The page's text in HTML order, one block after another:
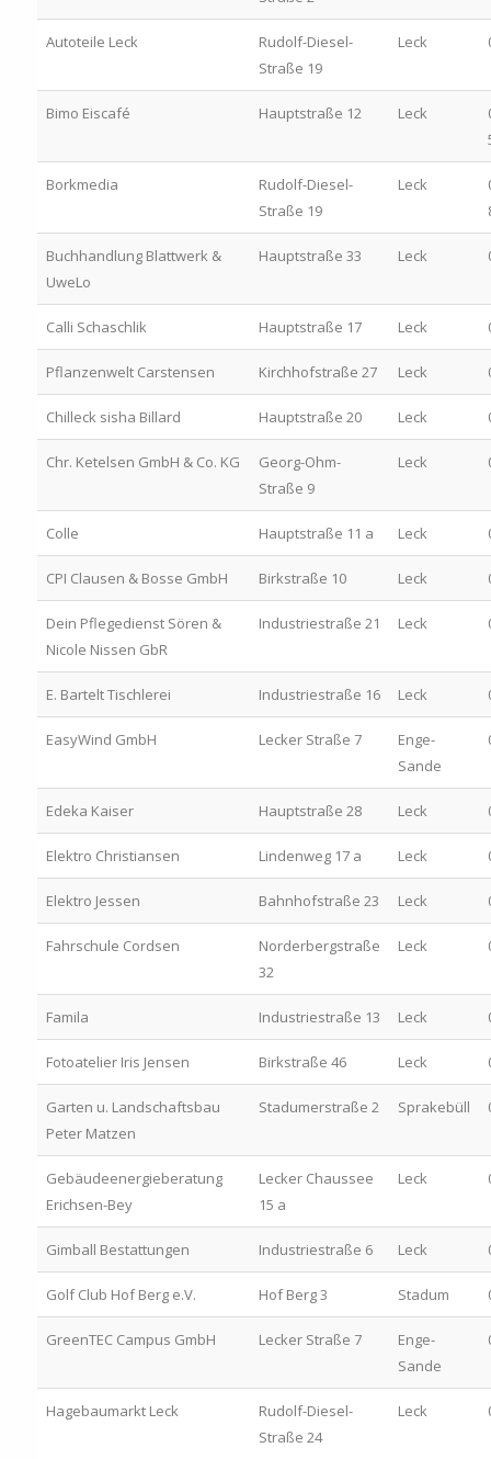
Autoteile Leck
Rudolf-Diesel-
Straße 19
Leck
Bimo Eiscafé Hauptstraße 12 Leck
Borkmedia
Rudolf-Diesel-
Straße 19
Leck
Buchhandlung Blattwerk &
UweLo
Hauptstraße 33 Leck
Calli Schaschlik Hauptstraße 17 Leck
Pflanzenwelt Carstensen Kirchhofstraße 27 Leck
Chilleck sisha Billard Hauptstraße 20 Leck
Chr. Ketelsen GmbH & Co. KG
Georg-Ohm-
Straße 9
Leck
Colle Hauptstraße 11 a Leck
CPI Clausen & Bosse GmbH Birkstraße 10 Leck
Dein Pflegedienst Sören &
Nicole Nissen GbR
Industriestraße 21 Leck
E. Bartelt Tischlerei Industriestraße 16 Leck
EasyWind GmbH Lecker Straße 7
Enge-
Sande
Edeka Kaiser Hauptstraße 28 Leck
Elektro Christiansen Lindenweg 17 a Leck
Elektro Jessen Bahnhofstraße 23 Leck
Fahrschule Cordsen
Norderbergstraße
32
Leck
Famila Industriestraße 13 Leck
Fotoatelier Iris Jensen Birkstraße 46 Leck
Garten u. Landschaftsbau
Peter Matzen
Stadumerstraße 2 Sprakebüll
Gebäudeenergieberatung
Erichsen-Bey
Lecker Chaussee
15 a
Leck
Gimball Bestattungen Industriestraße 6 Leck
Golf Club Hof Berg e.V. Hof Berg 3 Stadum
GreenTEC Campus GmbH Lecker Straße 7
Enge-
Sande
Hagebaumarkt Leck
Rudolf-Diesel-
Straße 24
Leck